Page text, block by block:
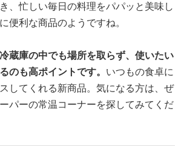
、忙しい毎日の料理をパパッと美味し
便利な商品のようですね。
蔵庫の中でも場所を取らず、使いたい
のも高ポイントです。 いつもの食卓に
してくれる新商品。気になる方は、ぜ
パーの常温コーナーを探してみてくだ